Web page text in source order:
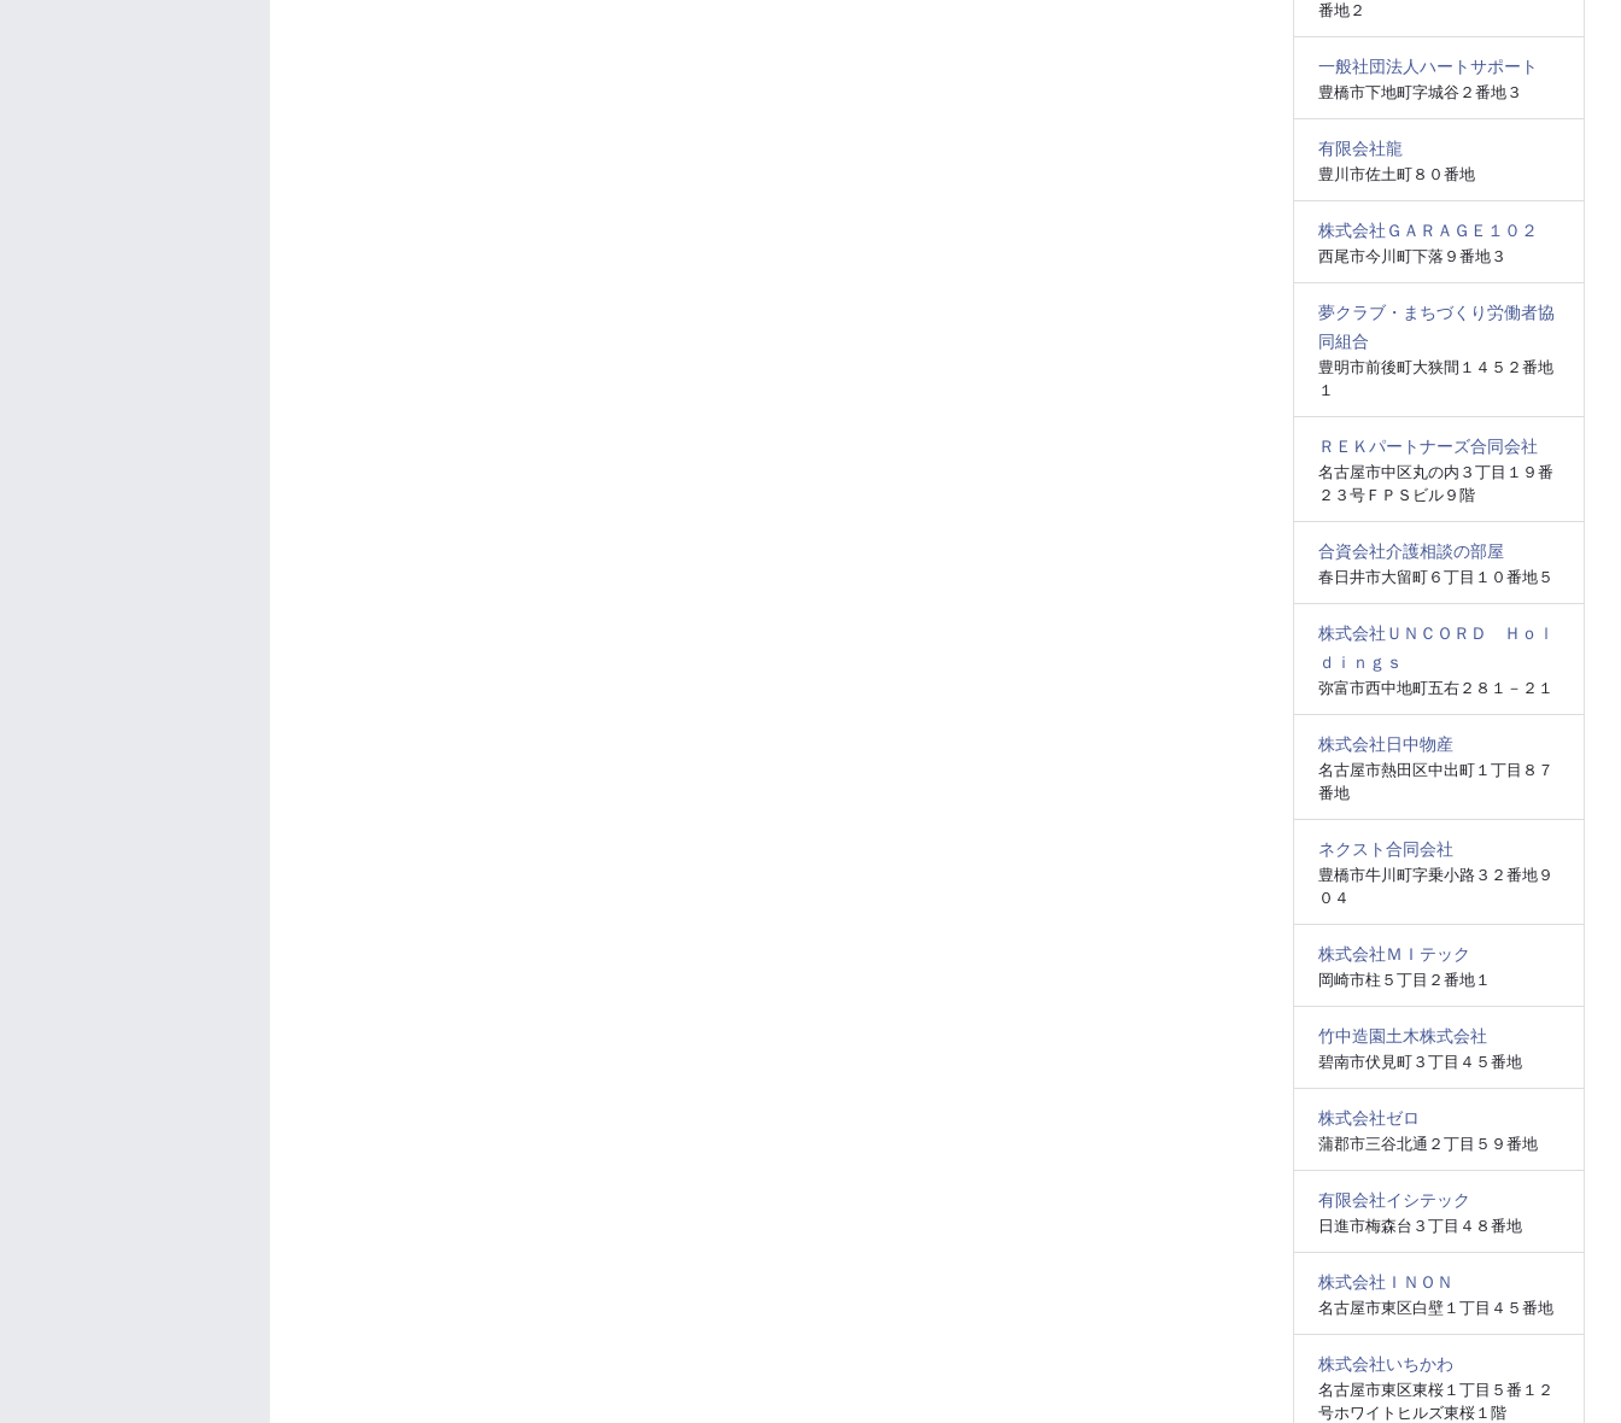
番地２
一般社団法人ハートサポート
豊橋市下地町字城谷２番地３
有限会社龍
豊川市佐土町８０番地
株式会社ＧＡＲＡＧＥ１０２
西尾市今川町下落９番地３
夢クラブ・まちづくり労働者協
同組合
豊明市前後町大狭間１４５２番地
１
ＲＥＫパートナーズ合同会社
名古屋市中区丸の内３丁目１９番
２３号ＦＰＳビル９階
合資会社介護相談の部屋
春日井市大留町６丁目１０番地５
株式会社ＵＮＣＯＲＤ Ｈｏｌ
ｄｉｎｇｓ
弥富市西中地町五右２８１－２１
株式会社日中物産
名古屋市熱田区中出町１丁目８７
番地
ネクスト合同会社
豊橋市牛川町字乗小路３２番地９
０４
株式会社ＭＩテック
岡崎市柱５丁目２番地１
竹中造園土木株式会社
碧南市伏見町３丁目４５番地
株式会社ゼロ
蒲郡市三谷北通２丁目５９番地
有限会社イシテック
日進市梅森台３丁目４８番地
株式会社ＩＮＯＮ
名古屋市東区白壁１丁目４５番地
株式会社いちかわ
名古屋市東区東桜１丁目５番１２
号ホワイトヒルズ東桜１階